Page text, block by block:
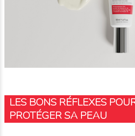
LES BONS RÉFLEXES
PROTÉGER SA PEAU